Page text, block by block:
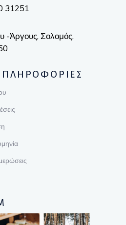
31251
-Άργους, Σολομός,
ΠΛΗΡΟΦΟΡΙΕΣ